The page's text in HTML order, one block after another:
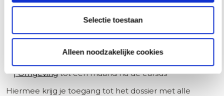
Selectie toestaan
Alleen noodzakelijke cookies
Digitale hand-outs en eventueel aanvullend digitaal
materiaal
Toegang tot de geheledigitale kennisbank van PONT
| Omgevingtot een maand na de cursus
Hiermee krijg je toegang tot het dossier met alle